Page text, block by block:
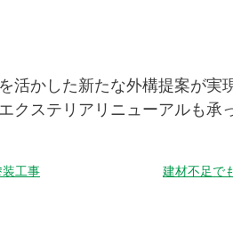
活かした新たな外構提案が実
ステリアリニューアルも承
装工事 建材不足で